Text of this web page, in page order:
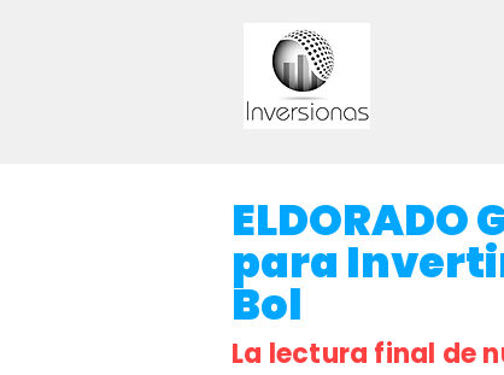
ELDORADO
para
Bol
La lectura final de